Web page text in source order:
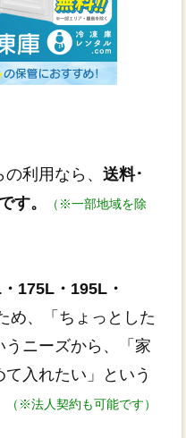
の利用なら、 送料･
す。
（※一部地域を除
175L・195L・
め、「ちょっとした
ニーズから、「家
入れたい」という
（※法人契約も可能です）